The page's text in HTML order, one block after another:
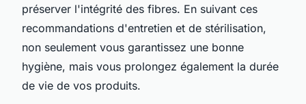
préserver l'intégrité des fibres. En suivant ces
recommandations d'entretien et de stérilisation,
non seulement vous garantissez une bonne
hygiène, mais vous prolongez également la durée
de vie de vos produits.